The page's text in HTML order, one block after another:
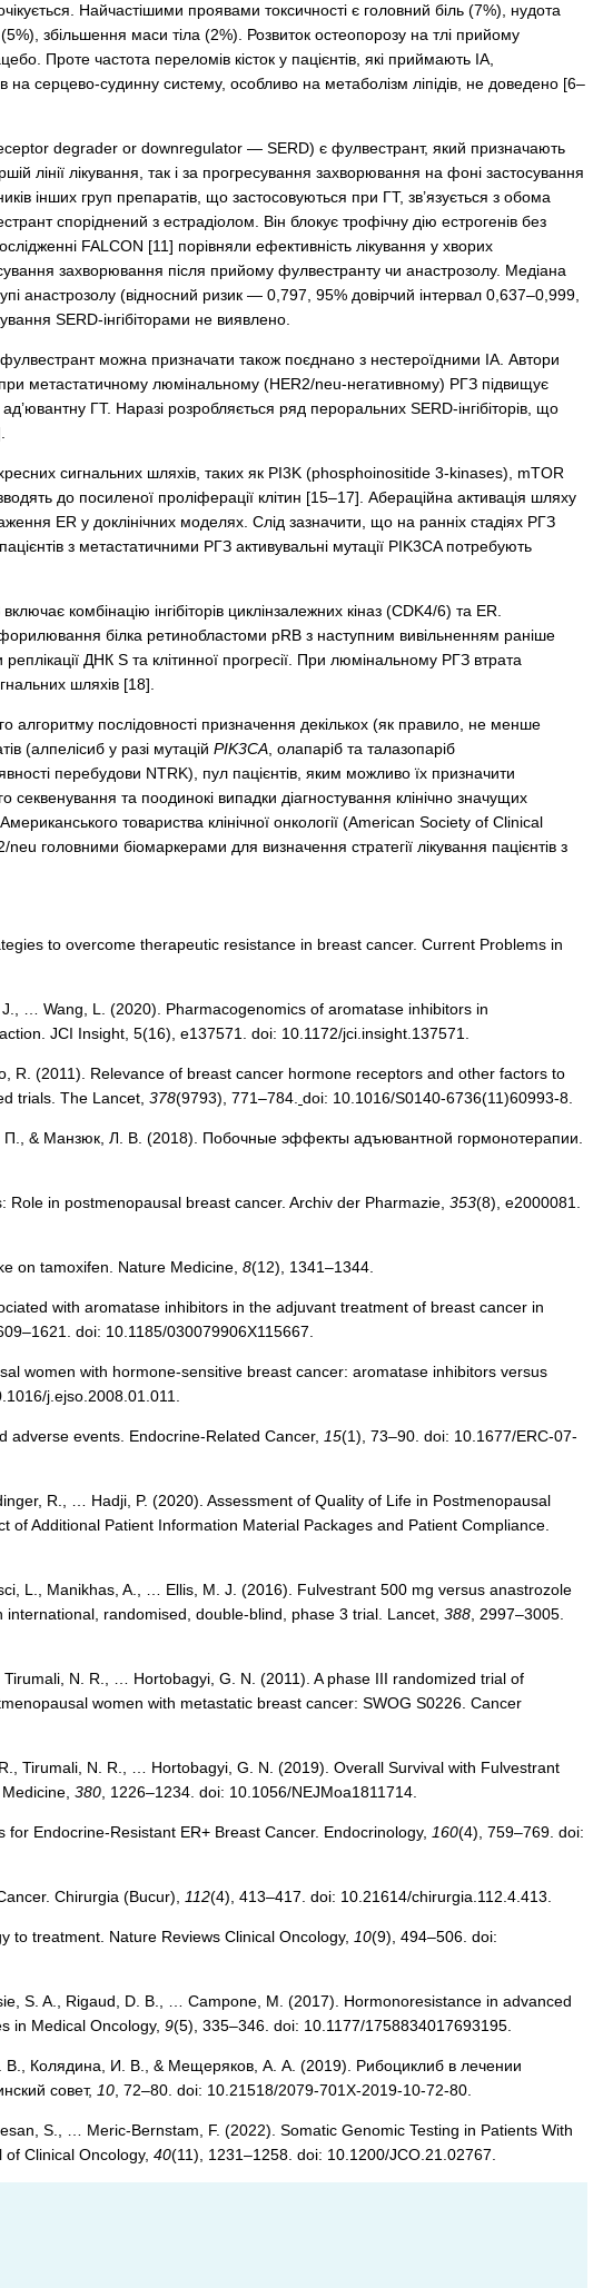
Найчастішими проявами токсичності є головний біль (7%), нудота
збільшення маси тіла (2%). Розвиток остеопорозу на тлі прийому
Проте частота переломів кісток у пацієнтів, які приймають ІА,
на серцево-судинну систему, особливо на метаболізм ліпідів, не доведено [6–
degrader or downregulator — SERD) є фулвестрант, який призначають
лінії лікування, так і за прогресування захворювання на фоні застосування
інших груп препаратів, що застосовуються при ГТ, зв’язується з обома
споріднений з естрадіолом. Він блокує трофічну дію естрогенів без
FALCON [11] порівняли ефективність лікування у хворих
захворювання після прийому фулвестранту чи анастрозолу. Медіана
анастрозолу (відносний ризик — 0,797, 95% довірчий інтервал 0,637–0,999,
SERD-інгібіторами не виявлено.
можна призначати також поєднано з нестероїдними ІА. Автори
при метастатичному люмінальному (HER2/neu-негативному) РГЗ підвищує
ГТ. Наразі розробляється ряд пероральних SERD-інгібіторів, що
сигнальних шляхів, таких як PI3K (phosphoinositide 3-kinases), mTOR
до посиленої проліферації клітин [15–17]. Абераційна активація шляху
ER у доклінічних моделях. Слід зазначити, що на ранніх стадіях РГЗ
з метастатичними РГЗ активувальні мутації PIK3CA потребують
комбінацію інгібіторів циклінзалежних кіназ (CDK4/6) та ER.
білка ретинобластоми pRB з наступним вивільненням раніше
ДНК S та клітинної прогресії. При люмінальному РГЗ втрата
шляхів [18].
послідовності призначення декількох (як правило, не менше
(алпелісиб у разі мутацій PIK3CA , олапаріб та талазопаріб
перебудови NTRK), пул пацієнтів, яким можливо їх призначити
та поодинокі випадки діагностування клінічно значущих
товариства клінічної онкології (American Society of Clinical
головними біомаркерами для визначення стратегії лікування пацієнтів з
to overcome therapeutic resistance in breast cancer. Current Problems in
… Wang, L. (2020). Pharmacogenomics of aromatase inhibitors in
JCI Insight, 5(16), e137571. doi: 10.1172/jci.insight.137571.
R. (2011). Relevance of breast cancer hormone receptors and other factors to
trials. The Lancet, 378(9793), 771–784. doi: 10.1016/S0140-6736(11)60993-8.
& Манзюк, Л. В. (2018). Побочные эффекты адъювантной гормонотерапии.
in postmenopausal breast cancer. Archiv der Pharmazie, 353(8), e2000081.
on tamoxifen. Nature Medicine, 8(12), 1341–1344.
with aromatase inhibitors in the adjuvant treatment of breast cancer in
doi: 10.1185/030079906X115667.
women with hormone-sensitive breast cancer: aromatase inhibitors versus
j.ejso.2008.01.011.
events. Endocrine-Related Cancer, 15(1), 73–90. doi: 10.1677/ERC-07-
R., … Hadji, P. (2020). Assessment of Quality of Life in Postmenopausal
Additional Patient Information Material Packages and Patient Compliance.
L., Manikhas, A., … Ellis, M. J. (2016). Fulvestrant 500 mg versus anastrozole
randomised, double-blind, phase 3 trial. Lancet, 388 , 2997–3005.
N. R., … Hortobagyi, G. N. (2011). A phase III randomized trial of
women with metastatic breast cancer: SWOG S0226. Cancer
Tirumali, N. R., … Hortobagyi, G. N. (2019). Overall Survival with Fulvestrant
380 , 1226–1234. doi: 10.1056/NEJMoa1811714.
Endocrine-Resistant ER+ Breast Cancer. Endocrinology, 160(4), 759–769. doi:
Chirurgia (Bucur), 112(4), 413–417. doi: 10.21614/chirurgia.112.4.413.
to treatment. Nature Reviews Clinical Oncology, 10(9), 494–506. doi:
S. A., Rigaud, D. B., … Campone, M. (2017). Hormonoresistance in advanced
in Medical Oncology, 9(5), 335–346. doi: 10.1177/1758834017693195.
Колядина, И. В., & Мещеряков, А. А. (2019). Рибоциклиб в лечении
совет, 10 , 72–80. doi: 10.21518/2079-701Х-2019-10-72-80.
S., … Meric-Bernstam, F. (2022). Somatic Genomic Testing in Patients With
Clinical Oncology, 40(11), 1231–1258. doi: 10.1200/JCO.21.02767.